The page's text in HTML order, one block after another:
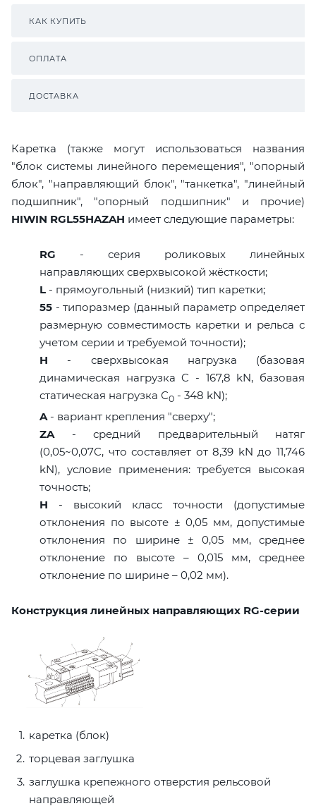
КАК КУПИТЬ
ОПЛАТА
ДОСТАВКА
Каретка (также могут использоваться названия
"блок системы линейного перемещения", "опорный
блок", "направляющий блок", "танкетка", "линейный
подшипник", "опорный подшипник" и прочие)
HIWIN RGL55HAZAH имеет следующие параметры:
RG - серия роликовых линейных
направляющих сверхвысокой жёсткости;
L - прямоугольный (низкий) тип каретки;
55 - типоразмер (данный параметр определяет
размерную совместимость каретки и рельса с
учетом серии и требуемой точности);
H - сверхвысокая нагрузка (базовая
динамическая нагрузка C - 167,8 kN, базовая
статическая нагрузка С0 - 348 kN);
A- вариант крепления "сверху";
ZA- средний предварительный натяг
(0,05~0,07C, что составляет от 8,39 kN до 11,746
kN), условие применения: требуется высокая
точность;
H - высокий класс точности (допустимые
отклонения по высоте ± 0,05 мм, допустимые
отклонения по ширине ± 0,05 мм, среднее
отклонение по высоте – 0,015 мм, среднее
отклонение по ширине – 0,02 мм).
Конструкция линейных направляющих RG-серии
каретка (блок)
торцевая заглушка
заглушка крепежного отверстия рельсовой
направляющей